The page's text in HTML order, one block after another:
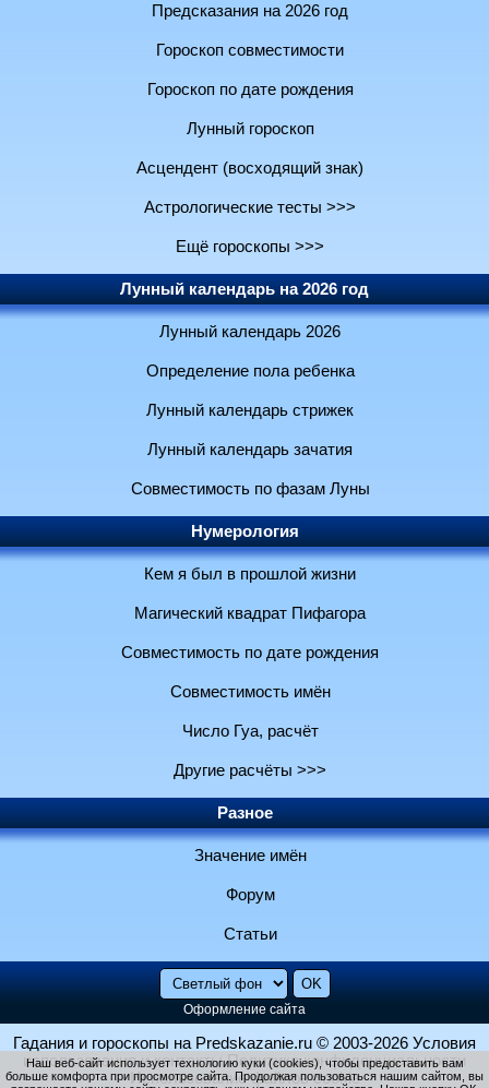
Предсказания на 2026 год
Гороскоп совместимости
Гороскоп по дате рождения
Лунный гороскоп
Асцендент (восходящий знак)
Астрологические тесты >>>
Ещё гороскопы >>>
Лунный календарь на 2026 год
Лунный календарь 2026
Определение пола ребенка
Лунный календарь стрижек
Лунный календарь зачатия
Совместимость по фазам Луны
Нумерология
Кем я был в прошлой жизни
Магический квадрат Пифагора
Совместимость по дате рождения
Совместимость имён
Число Гуа, расчёт
Другие расчёты >>>
Разное
Значение имён
Форум
Статьи
Оформление сайта
Гадания и гороскопы на Predskazanie.ru © 2003-2026 Условия
использования и контакты Политика конфиденциальности
Использование файлов cookie
Наш веб-сайт использует технологию куки (cookies), чтобы предоставить вам
больше комфорта при просмотре сайта. Продолжая пользоваться нашим сайтом, вы